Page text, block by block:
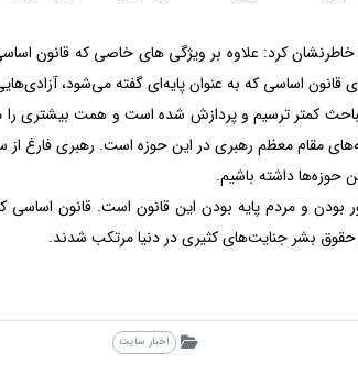
کرد: علاوه بر ویژگی های خاصی که قانون
قانون اساسی که به عنوان پایه‌ای گفته می‌شود،
مباحث کمتر ترسیم و پردازش شده است و همت بیشتری
مقام معظم رهبری در این حوزه است. رهبری فارغ از
حوزه‌ها داشته باشیم.
بودن و مردم پایه بودن این قانون است. قانون
حقوق بشر جنایت‌های کثیری در دنیا مرتکب شدند.
اخبار سایت